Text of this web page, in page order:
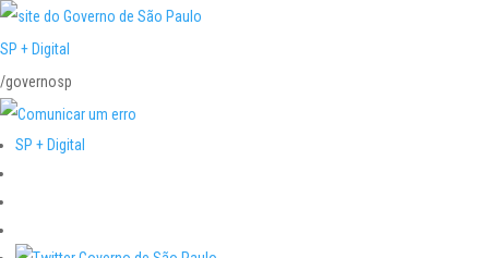
SP + Digital
/governosp
SP + Digital